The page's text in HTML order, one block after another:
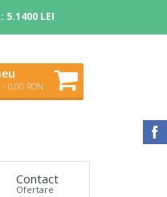
5.1400 LEI
0,00 RON
Contact
Ofertare